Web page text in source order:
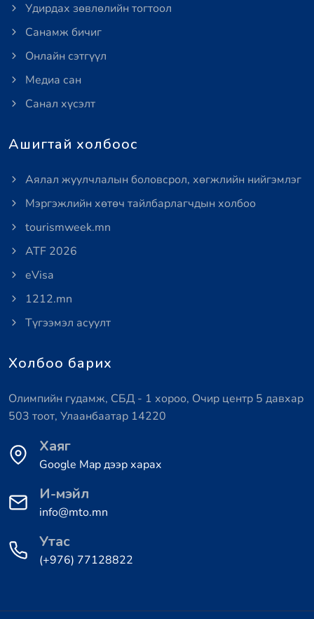
Удирдах зөвлөлийн тогтоол
Санамж бичиг
Онлайн сэтгүүл
Медиа сан
Санал хүсэлт
Ашигтай холбоос
Аялал жуулчлалын боловсрол, хөгжлийн нийгэмлэг
Мэргэжлийн хөтөч тайлбарлагчдын холбоо
tourismweek.mn
ATF 2026
eVisa
1212.mn
Түгээмэл асуулт
Холбоо барих
Олимпийн гудамж, СБД - 1 хороо, Очир центр 5 давхар
503 тоот, Улаанбаатар 14220
Хаяг
Google Map дээр харах
И-мэйл
info@mto.mn
Утас
(+976) 77128822